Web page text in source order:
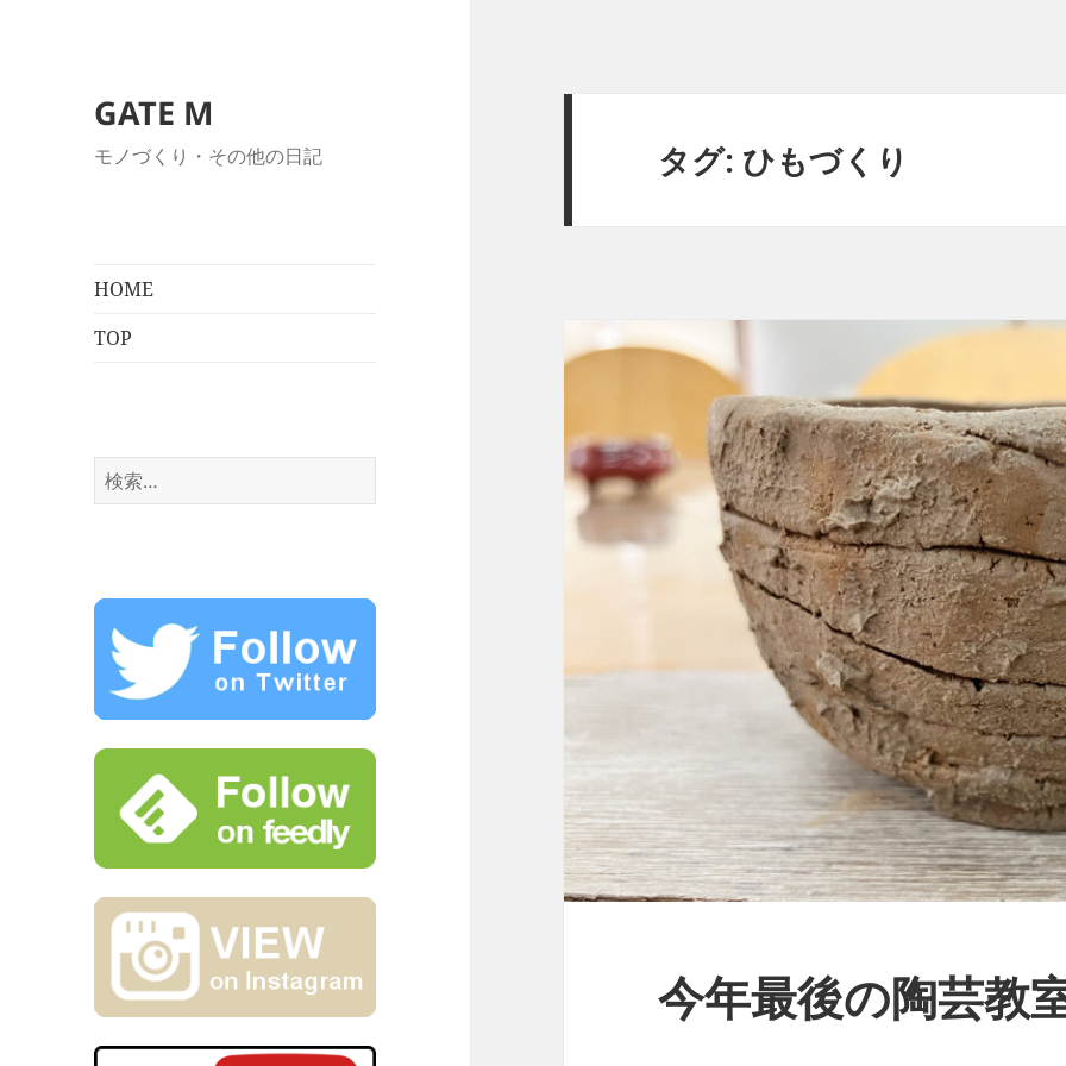
GATE M
モノづくり・その他の日記
HOME
TOP
検
索:
タグ: ひもづくり
今年最後の陶芸教